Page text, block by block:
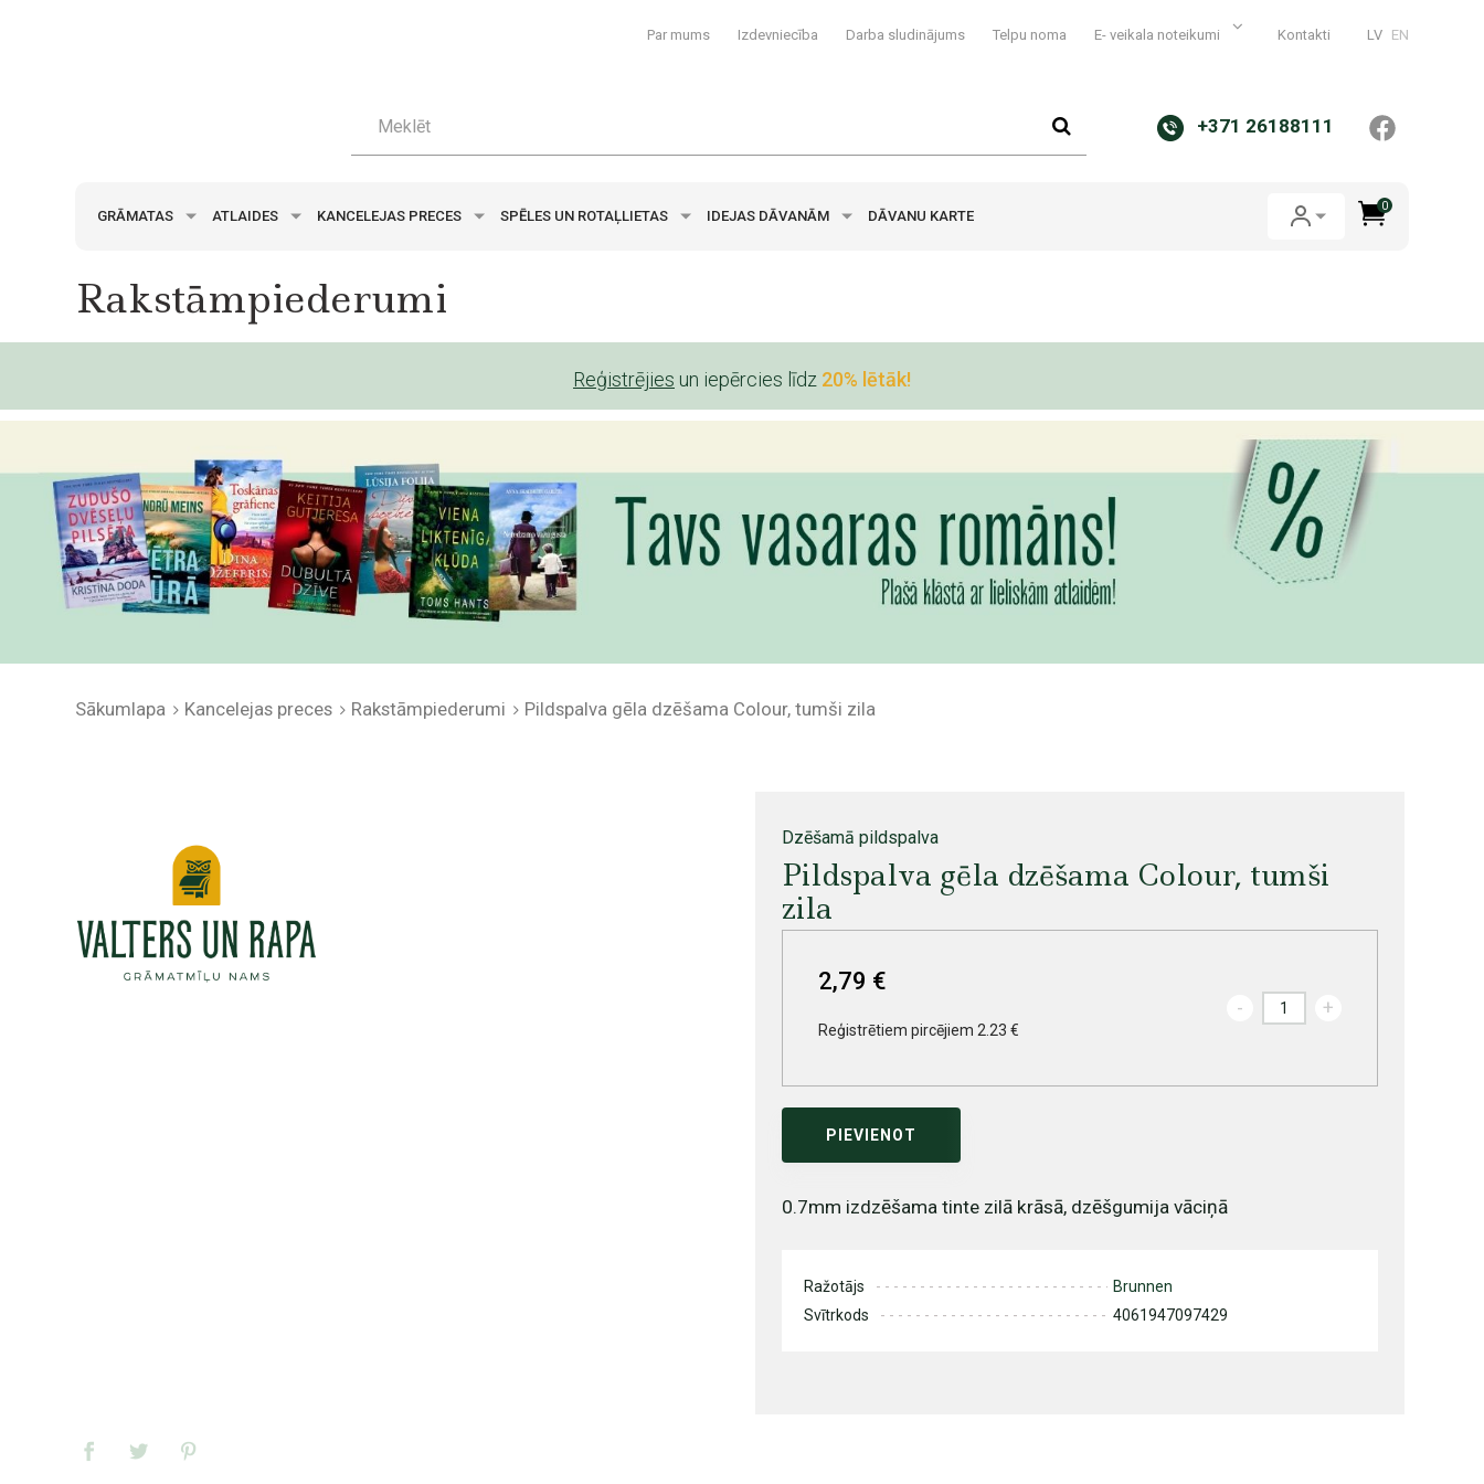
Par mums Izdevniecība Darba sludinājums Telpu noma E- veikala noteikumi Kontakti LV EN
+371 26188111
GRĀMATAS ATLAIDES KANCELEJAS PRECES SPĒLES UN ROTAĻLIETAS IDEJAS DĀVANĀM DĀVANU KARTE
0
Rakstāmpiederumi
Reģistrējies un iepērcies līdz 20% lētāk!
Sākumlapa Kancelejas preces Rakstāmpiederumi Pildspalva gēla dzēšama Colour, tumši zila
Dzēšamā pildspalva
Pildspalva gēla dzēšama Colour, tumši
zila
2,79 €
Reģistrētiem pircējiem 2.23 €
- +
PIEVIENOT
0.7mm izdzēšama tinte zilā krāsā, dzēšgumija vāciņā
Ražotājs
Brunnen
Svītrkods
4061947097429